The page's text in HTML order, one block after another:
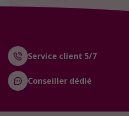
Service client 5/7
Conseiller dédié